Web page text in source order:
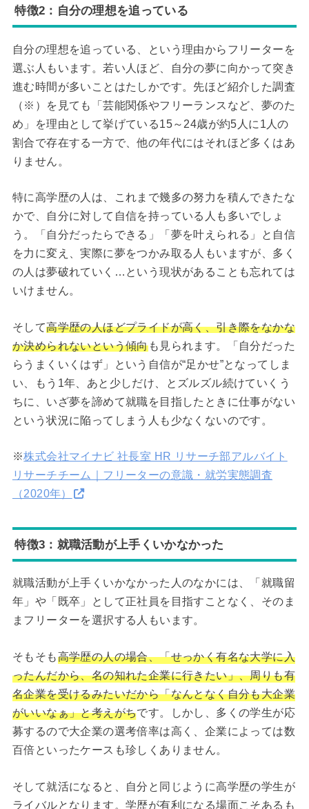
特徴2：自分の理想を追っている
自分の理想を追っている、という理由からフリーターを
選ぶ人もいます。若い人ほど、自分の夢に向かって突き
進む時間が多いことはたしかです。先ほど紹介した調査
（※）を見ても「芸能関係やフリーランスなど、夢のた
め」を理由として挙げている15～24歳が約5人に1人の
割合で存在する一方で、他の年代にはそれほど多くはあ
りません。
特に高学歴の人は、これまで幾多の努力を積んできたな
かで、自分に対して自信を持っている人も多いでしょ
う。「自分だったらできる」「夢を叶えられる」と自信
を力に変え、実際に夢をつかみ取る人もいますが、多く
の人は夢破れていく…という現状があることも忘れては
いけません。
そして高学歴の人ほどプライドが高く、引き際をなかな
か決められないという傾向も見られます。「自分だった
らうまくいくはず」という自信が“足かせ”となってしま
い、もう1年、あと少しだけ、とズルズル続けていくう
ちに、いざ夢を諦めて就職を目指したときに仕事がない
という状況に陥ってしまう人も少なくないのです。
※株式会社マイナビ 社長室 HR リサーチ部アルバイト
リサーチチーム｜フリーターの意識・就労実態調査
（2020年）
特徴3：就職活動が上手くいかなかった
就職活動が上手くいかなかった人のなかには、「就職留
年」や「既卒」として正社員を目指すことなく、そのま
まフリーターを選択する人もいます。
そもそも高学歴の人の場合、「せっかく有名な大学に入
ったんだから、名の知れた企業に行きたい」、周りも有
名企業を受けるみたいだから「なんとなく自分も大企業
がいいなぁ」と考えがちです。しかし、多くの学生が応
募するので大企業の選考倍率は高く、企業によっては数
百倍といったケースも珍しくありません。
そして就活になると、自分と同じように高学歴の学生が
ライバルとなります。学歴が有利になる場面こそあるも